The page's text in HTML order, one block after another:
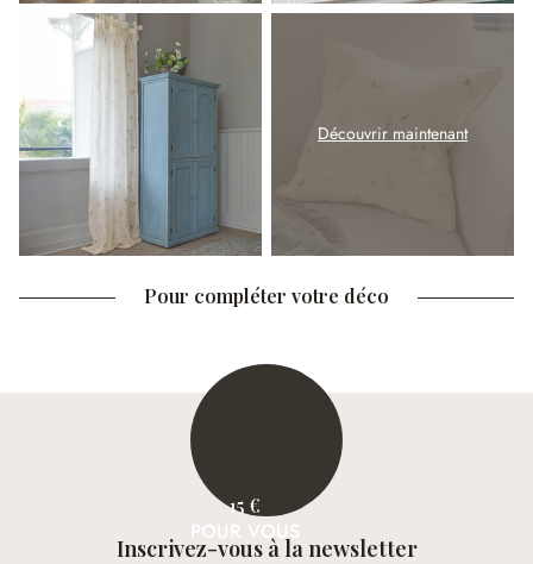
Découvrir maintenant
Pour compléter votre déco
15 €
POUR VOUS
Inscrivez-vous à la newsletter